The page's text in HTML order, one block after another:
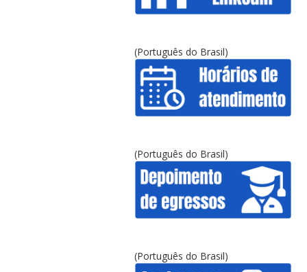
(Português do Brasil)
(Português do Brasil)
(Português do Brasil)